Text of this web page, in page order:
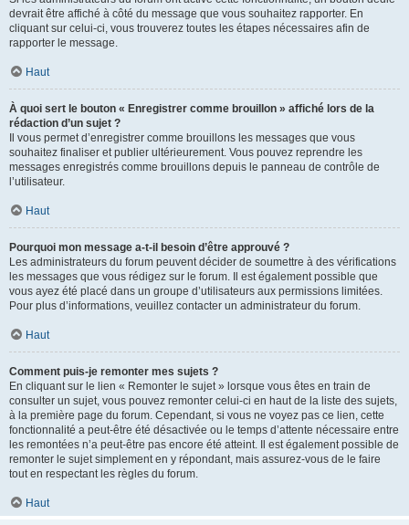
devrait être affiché à côté du message que vous souhaitez rapporter. En
cliquant sur celui-ci, vous trouverez toutes les étapes nécessaires afin de
rapporter le message.
Haut
À quoi sert le bouton « Enregistrer comme brouillon » affiché lors de la
rédaction d’un sujet ?
Il vous permet d’enregistrer comme brouillons les messages que vous
souhaitez finaliser et publier ultérieurement. Vous pouvez reprendre les
messages enregistrés comme brouillons depuis le panneau de contrôle de
l’utilisateur.
Haut
Pourquoi mon message a-t-il besoin d’être approuvé ?
Les administrateurs du forum peuvent décider de soumettre à des vérifications
les messages que vous rédigez sur le forum. Il est également possible que
vous ayez été placé dans un groupe d’utilisateurs aux permissions limitées.
Pour plus d’informations, veuillez contacter un administrateur du forum.
Haut
Comment puis-je remonter mes sujets ?
En cliquant sur le lien « Remonter le sujet » lorsque vous êtes en train de
consulter un sujet, vous pouvez remonter celui-ci en haut de la liste des sujets,
à la première page du forum. Cependant, si vous ne voyez pas ce lien, cette
fonctionnalité a peut-être été désactivée ou le temps d’attente nécessaire entre
les remontées n’a peut-être pas encore été atteint. Il est également possible de
remonter le sujet simplement en y répondant, mais assurez-vous de le faire
tout en respectant les règles du forum.
Haut